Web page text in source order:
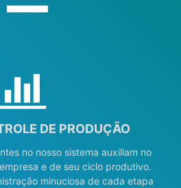
DE PRODUÇÃO
no nosso sistema auxiliam no
e de seu ciclo produtivo.
minuciosa de cada etapa